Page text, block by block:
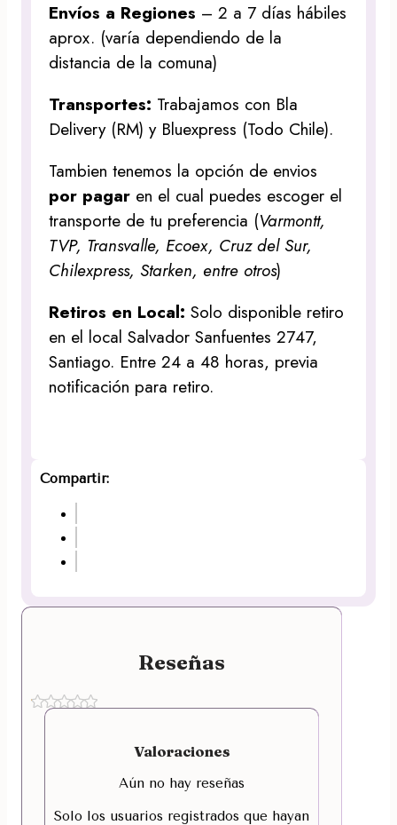
Envíos a Regiones – 2 a 7 días hábiles
aprox. (varía dependiendo de la
distancia de la comuna)
Transportes: Trabajamos con Bla
Delivery (RM) y Bluexpress (Todo Chile).
Tambien tenemos la opción de envios
por pagar en el cual puedes escoger el
transporte de tu preferencia (Varmontt,
TVP, Transvalle, Ecoex, Cruz del Sur,
Chilexpress, Starken, entre otros)
Retiros en Local:Solo disponible retiro
en el local Salvador Sanfuentes 2747,
Santiago. Entre 24 a 48 horas, previa
notificación para retiro.
Compartir:
Reseñas
Valoraciones
Aún no hay reseñas
Solo los usuarios registrados que hayan